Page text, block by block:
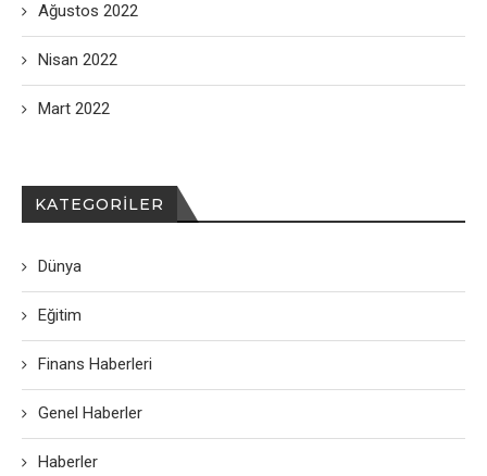
Ağustos 2022
Nisan 2022
Mart 2022
KATEGORILER
Dünya
Eğitim
Finans Haberleri
Genel Haberler
Haberler